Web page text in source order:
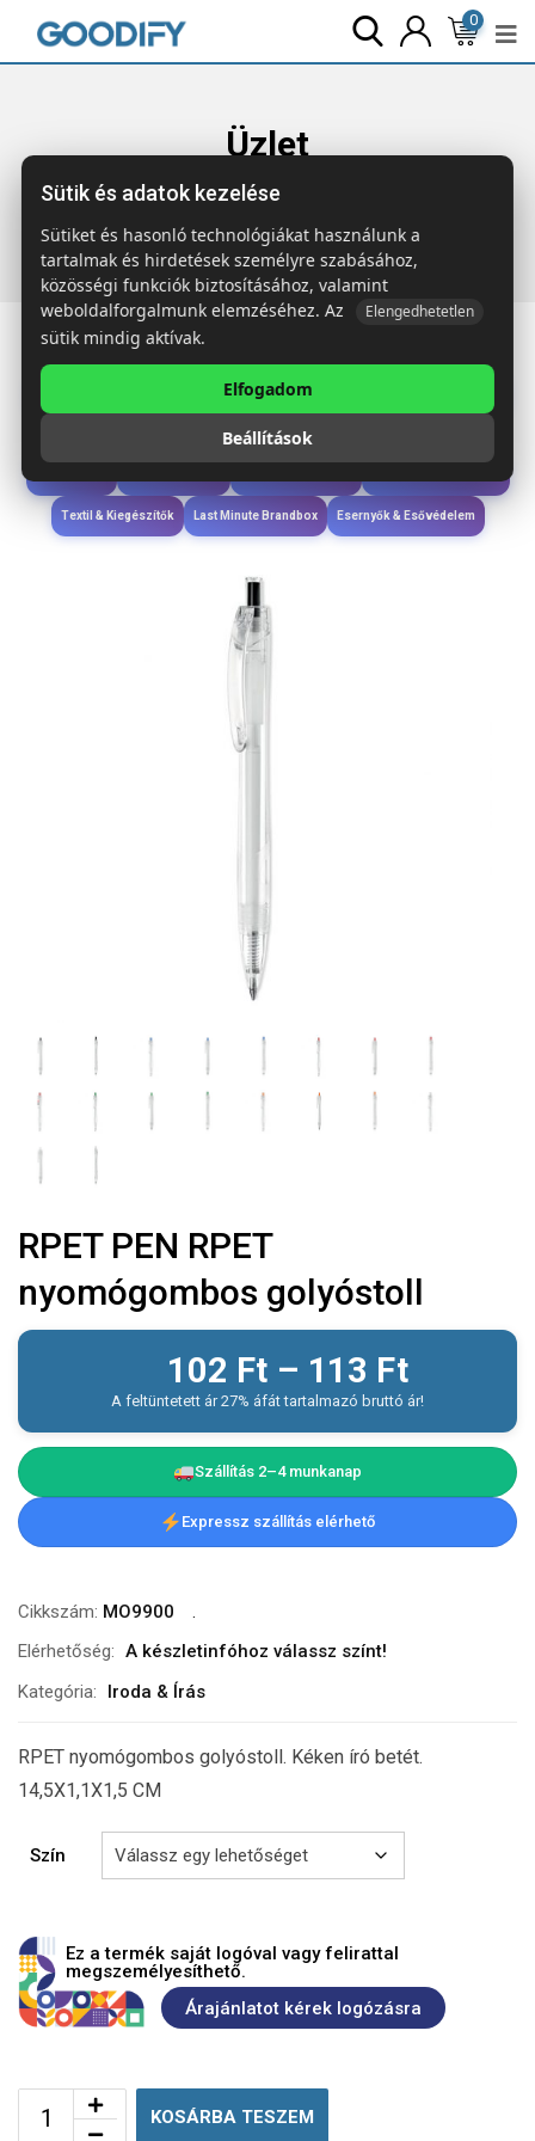
0
Üzlet
Főoldal Termékek Iroda & Írás
nyomógombos golyóstoll
Étkezés & Ivás
Wellness & Ápolás
Textil & Kiegészítők Last Minute Brandbox Esernyők & Esővédelem
RPET PEN RPET
nyomógombos golyóstoll
102 Ft – 113 Ft
A feltüntetett ár 27% áfát tartalmazó bruttó ár!
Szállítás 2–4 munkanap
Expressz szállítás elérhető
Cikkszám: MO9900
Elérhetőség: A készletinfóhoz válassz színt!
Kategória:
Iroda & Írás
RPET nyomógombos golyóstoll. Kéken író betét.
14,5X1,1X1,5 CM
Szín
Ez a termék saját logóval vagy felirattal
megszemélyesíthető.
Árajánlatot kérek logózásra
KOSÁRBA TESZEM
Sütik és adatok kezelése
Sütiket és hasonló technológiákat használunk a
tartalmak és hirdetések személyre szabásához,
közösségi funkciók biztosításához, valamint
weboldalforgalmunk elemzéséhez. Az
Elengedhetetlen
sütik mindig aktívak.
Elfogadom
Beállítások